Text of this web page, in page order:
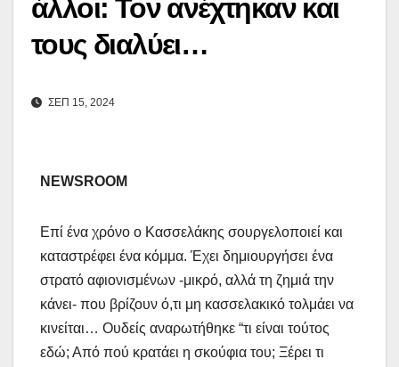
άλλοι: Τον ανέχτηκαν και
τους διαλύει…
ΣΕΠ 15, 2024
NEWSROOM
Επί ένα χρόνο ο Κασσελάκης σουργελοποιεί και
καταστρέφει ένα κόμμα. Έχει δημιουργήσει ένα
στρατό αφιονισμένων -μικρό, αλλά τη ζημιά την
κάνει- που βρίζουν ό,τι μη κασσελακικό τολμάει να
κινείται… Ουδείς αναρωτήθηκε “τι είναι τούτος
εδώ; Από πού κρατάει η σκούφια του; Ξέρει τι